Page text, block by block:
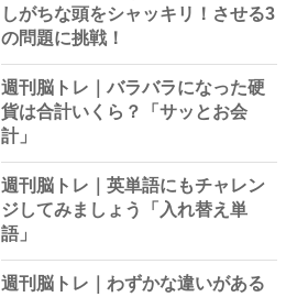
しがちな頭をシャッキリ！させる3
の問題に挑戦！
週刊脳トレ｜バラバラになった硬
貨は合計いくら？「サッとお会
計」
週刊脳トレ｜英単語にもチャレン
ジしてみましょう「入れ替え単
語」
週刊脳トレ｜わずかな違いがある